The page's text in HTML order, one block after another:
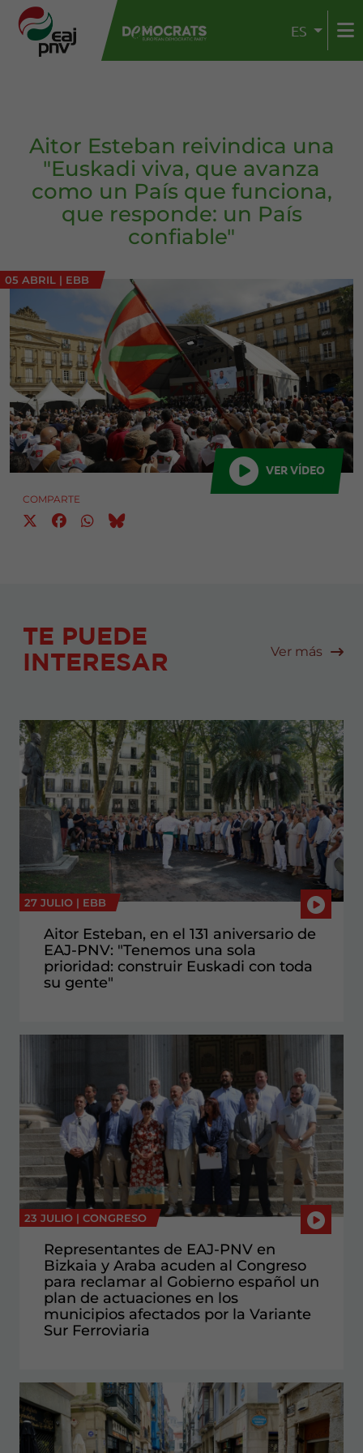
ES
Aitor Esteban reivindica una
"Euskadi viva, que avanza
como un País que funciona,
que responde: un País
confiable"
05 ABRIL | EBB
VER VÍDEO
COMPARTE
TE PUEDE
INTERESAR
Ver más
27 JULIO | EBB
Aitor Esteban, en el 131 aniversario de
EAJ-PNV: "Tenemos una sola
prioridad: construir Euskadi con toda
su gente"
23 JULIO | CONGRESO
Representantes de EAJ-PNV en
Bizkaia y Araba acuden al Congreso
para reclamar al Gobierno español un
plan de actuaciones en los
municipios afectados por la Variante
Sur Ferroviaria